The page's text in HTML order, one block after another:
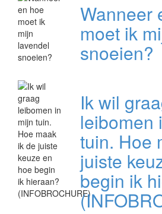
Wanneer
moet ik
snoeien?
Ik wil
leibomen
tuin. Hoe
juiste
begin ik